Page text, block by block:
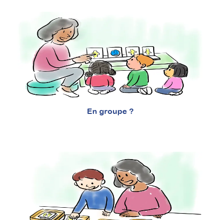
Carnet de l’intéroception
pour les personnes autistes
: Mieux comprendre et
En groupe ?